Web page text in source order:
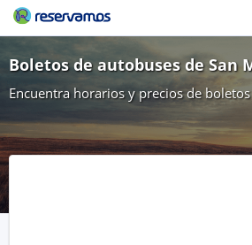
Boletos de autobuses de San
Encuentra horarios y precios de